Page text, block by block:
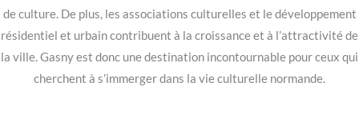
de culture. De plus, les associations culturelles et le développement
résidentiel et urbain contribuent à la croissance et à l’attractivité de
la ville. Gasny est donc une destination incontournable pour ceux qui
cherchent à s’immerger dans la vie culturelle normande.